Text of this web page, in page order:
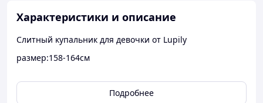
Характеристики и описание
Слитный купальник для девочки от Lupily
размер:158-164см
Подробнее